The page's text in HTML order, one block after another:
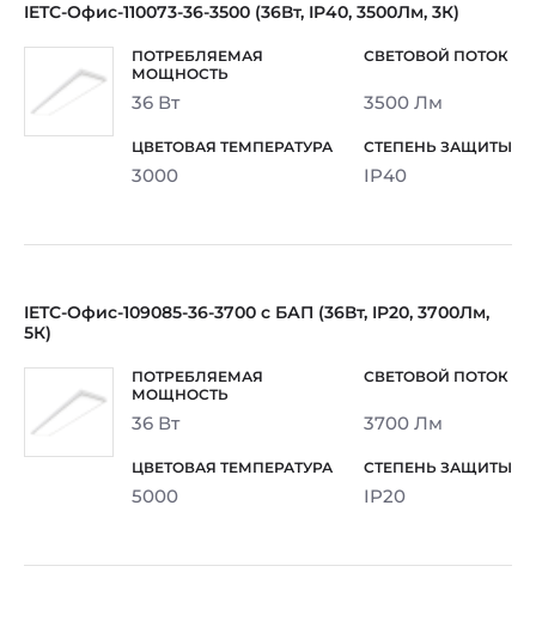
IETC-Офис-110073-36-3500 (36Вт, IP40, 3500Лм, 3К)
36 Вт 3500 Лм
3000 IP40
IETC-Офис-109085-36-3700 с БАП (36Вт, IP20, 3700Лм,
5К)
36 Вт 3700 Лм
5000 IP20